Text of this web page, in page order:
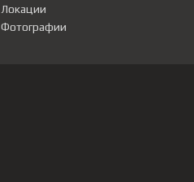
Локации
Фотографии